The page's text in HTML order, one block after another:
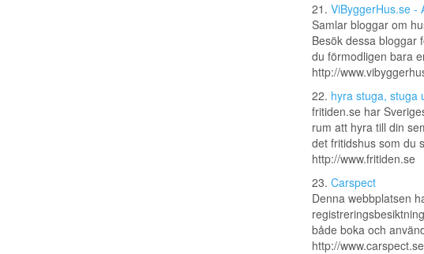
21. ViByggerHus.se -
Samlar bloggar om
Besök dessa bloggar
du förmodligen bara
http://
22. hyra stuga, stuga
fritiden.se har
rum att hyra till din
det fritidshus som du
http://www.fritiden.se
23. Carspect
Denna webbplatsen
både boka och
http://www.carspect.se